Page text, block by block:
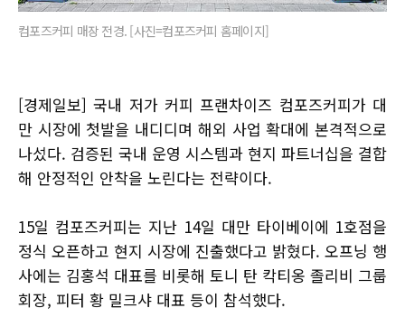
컴포즈커피 매장 전경. [사진=컴포즈커피 홈페이지]
[경제일보] 국내 저가 커피 프랜차이즈 컴포즈커피가 대
만 시장에 첫발을 내디디며 해외 사업 확대에 본격적으로
나섰다. 검증된 국내 운영 시스템과 현지 파트너십을 결합
해 안정적인 안착을 노린다는 전략이다.
15일 컴포즈커피는 지난 14일 대만 타이베이에 1호점을
정식 오픈하고 현지 시장에 진출했다고 밝혔다. 오프닝 행
사에는 김홍석 대표를 비롯해 토니 탄 칵티옹 졸리비 그룹
회장, 피터 황 밀크샤 대표 등이 참석했다.